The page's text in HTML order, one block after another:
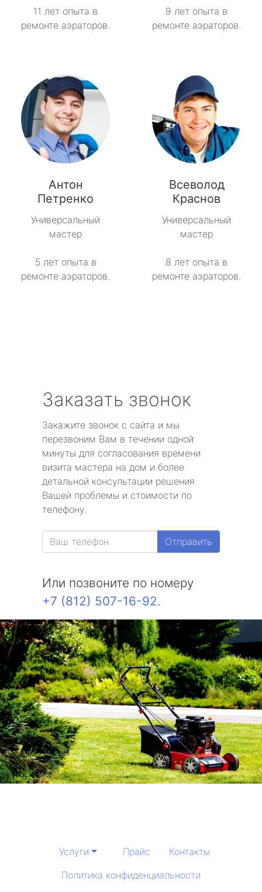
11 лет опыта в
ремонте аэраторов.
9 лет опыта в
ремонте аэраторов.
Антон
Петренко
Универсальный
мастер
5 лет опыта в
ремонте аэраторов.
Всеволод
Краснов
Универсальный
мастер
8 лет опыта в
ремонте аэраторов.
Заказать звонок
Закажите звонок с сайта и мы
перезвоним Вам в течении одной
минуты для согласования времени
визита мастера на дом и более
детальной консультации решения
Вашей проблемы и стоимости по
телефону.
Отправить
Или позвоните по номеру
+7 (812) 507-16-92.
Услуги Прайс
Контакты
Политика конфиденциальности